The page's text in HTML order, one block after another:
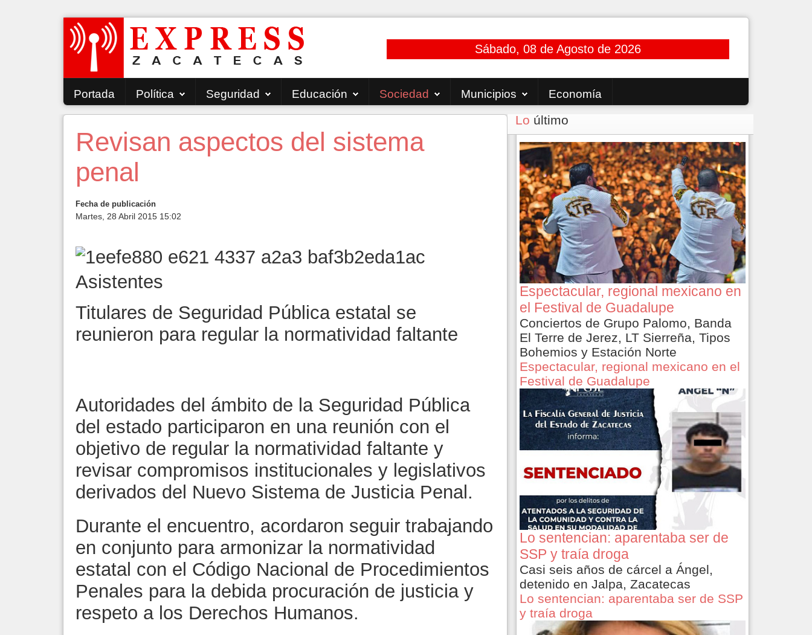
Sábado, 08 de Agosto de 2026
Portada Política Seguridad Educación Sociedad Municipios Economía
Revisan aspectos del sistema
penal
Fecha de publicación
Martes, 28 Abril 2015 15:02
Asistentes
Titulares de Seguridad Pública estatal se
reunieron para regular la normatividad faltante
Autoridades del ámbito de la Seguridad Pública
del estado participaron en una reunión con el
objetivo de regular la normatividad faltante y
revisar compromisos institucionales y legislativos
derivados del Nuevo Sistema de Justicia Penal.
Durante el encuentro, acordaron seguir trabajando
en conjunto para armonizar la normatividad
estatal con el Código Nacional de Procedimientos
Penales para la debida procuración de justicia y
respeto a los Derechos Humanos.
Lo último
Espectacular, regional mexicano en
el Festival de Guadalupe
Conciertos de Grupo Palomo, Banda
El Terre de Jerez, LT Sierreña, Tipos
Bohemios y Estación Norte
Espectacular, regional mexicano en el
Festival de Guadalupe
Lo sentencian: aparentaba ser de
SSP y traía droga
Casi seis años de cárcel a Ángel,
detenido en Jalpa, Zacatecas
Lo sentencian: aparentaba ser de SSP
y traía droga